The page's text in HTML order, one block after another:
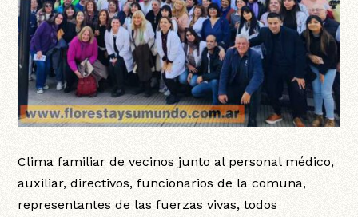
Clima familiar de vecinos junto al personal médico,
auxiliar, directivos, funcionarios de la comuna,
representantes de las fuerzas vivas, todos